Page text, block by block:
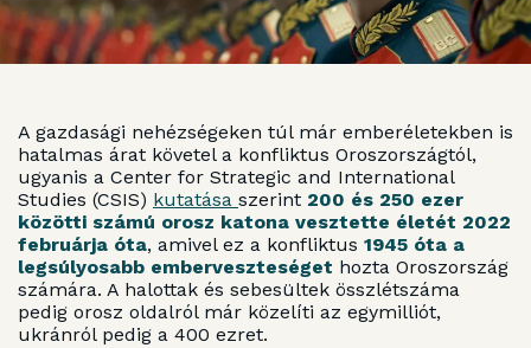
A gazdasági nehézségeken túl már emberéletekben is
hatalmas árat követel a konfliktus Oroszországtól,
ugyanis a Center for Strategic and International
Studies (CSIS) kutatása szerint 200 és 250 ezer
közötti számú orosz katona vesztette életét 2022
februárja óta, amivel ez a konfliktus 1945 óta a
legsúlyosabb emberveszteséget hozta Oroszország
számára. A halottak és sebesültek összlétszáma
pedig orosz oldalról már közelíti az egymilliót,
ukránról pedig a 400 ezret.